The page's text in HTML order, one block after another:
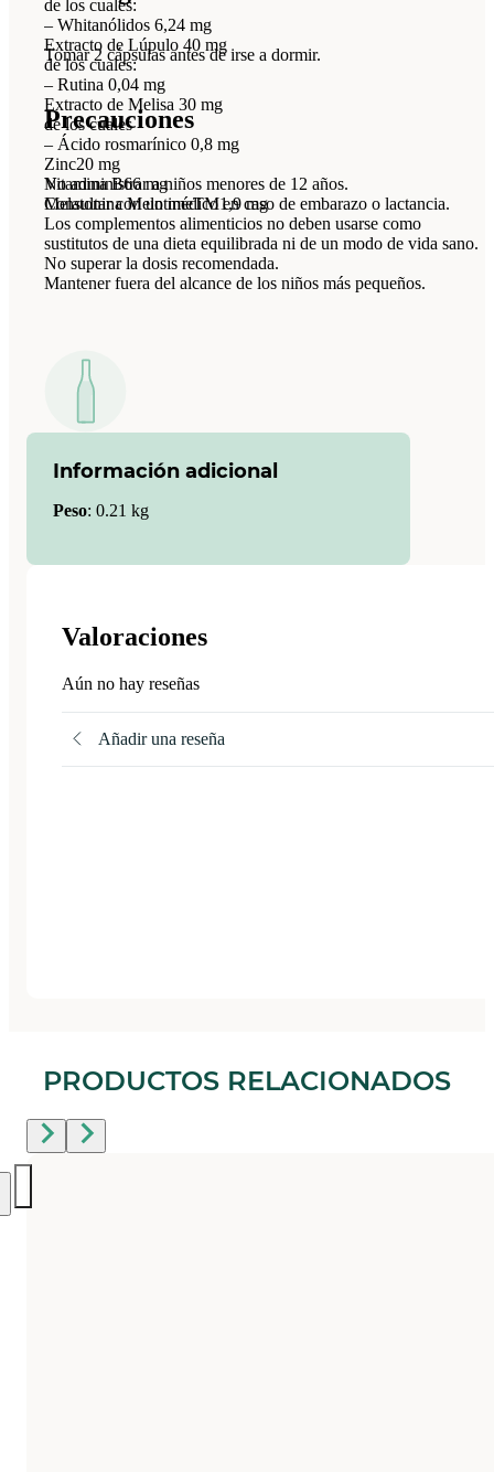
de los cuales:
– Whitanólidos 6,24 mg
Extracto de Lúpulo 40 mg
de los cuales:
– Rutina 0,04 mg
Extracto de Melisa 30 mg
de los cuales
– Ácido rosmarínico 0,8 mg
Zinc20 mg
Vitamina B66 mg
Melatonina MelotimeTM1,9 mg
Tomar 2 cápsulas antes de irse a dormir.
Precauciones
No administrar a niños menores de 12 años.
Consultar con un médico en caso de embarazo o lactancia.
Los complementos alimenticios no deben usarse como
sustitutos de una dieta equilibrada ni de un modo de vida sano.
No superar la dosis recomendada.
Mantener fuera del alcance de los niños más pequeños.
Información adicional
Peso: 0.21 kg
Valoraciones
Aún no hay reseñas
Añadir una reseña
PRODUCTOS RELACIONADOS